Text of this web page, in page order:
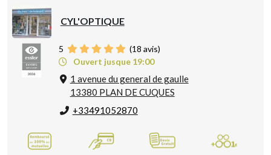
CYL'OPTIQUE
5 (18 avis)
Ouvert jusque 19:00
1 avenue du general de gaulle
13380 PLAN DE CUQUES
+33491052870